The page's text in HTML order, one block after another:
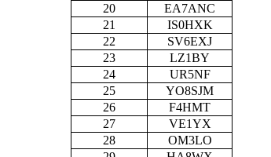
20
EA7ANC
21
IS0HXK
22
SV6EXJ
23
LZ1BY
24
UR5NF
25
YO8SJM
26
F4HMT
27
VE1YX
28
OM3LO